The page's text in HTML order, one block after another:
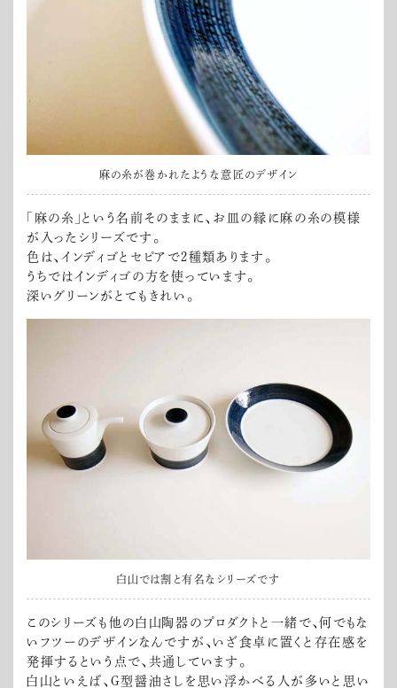
麻の糸が巻かれたような意匠のデザイン
「麻の糸」という名前そのままに、お皿の縁に麻の糸の模様
が入ったシリーズです。
色は、インディゴとセピアで2種類あります。
うちではインディゴの方を使っています。
深いグリーンがとてもきれい。
白山では割と有名なシリーズです
このシリーズも他の白山陶器のプロダクトと一緒で、何でもな
いフツーのデザインなんですが、いざ食卓に置くと存在感を
発揮するという点で、共通しています。
白山といえば、G型醤油さしを思い浮かべる人が多いと思い